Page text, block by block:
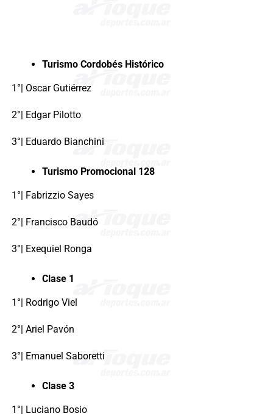
Turismo Cordobés Histórico
1°| Oscar Gutiérrez
2°| Edgar Pilotto
3°| Eduardo Bianchini
Turismo Promocional 128
1°| Fabrizzio Sayes
2°| Francisco Baudó
3°| Exequiel Ronga
Clase 1
1°| Rodrigo Viel
2°| Ariel Pavón
3°| Emanuel Saboretti
Clase 3
1°| Luciano Bosio